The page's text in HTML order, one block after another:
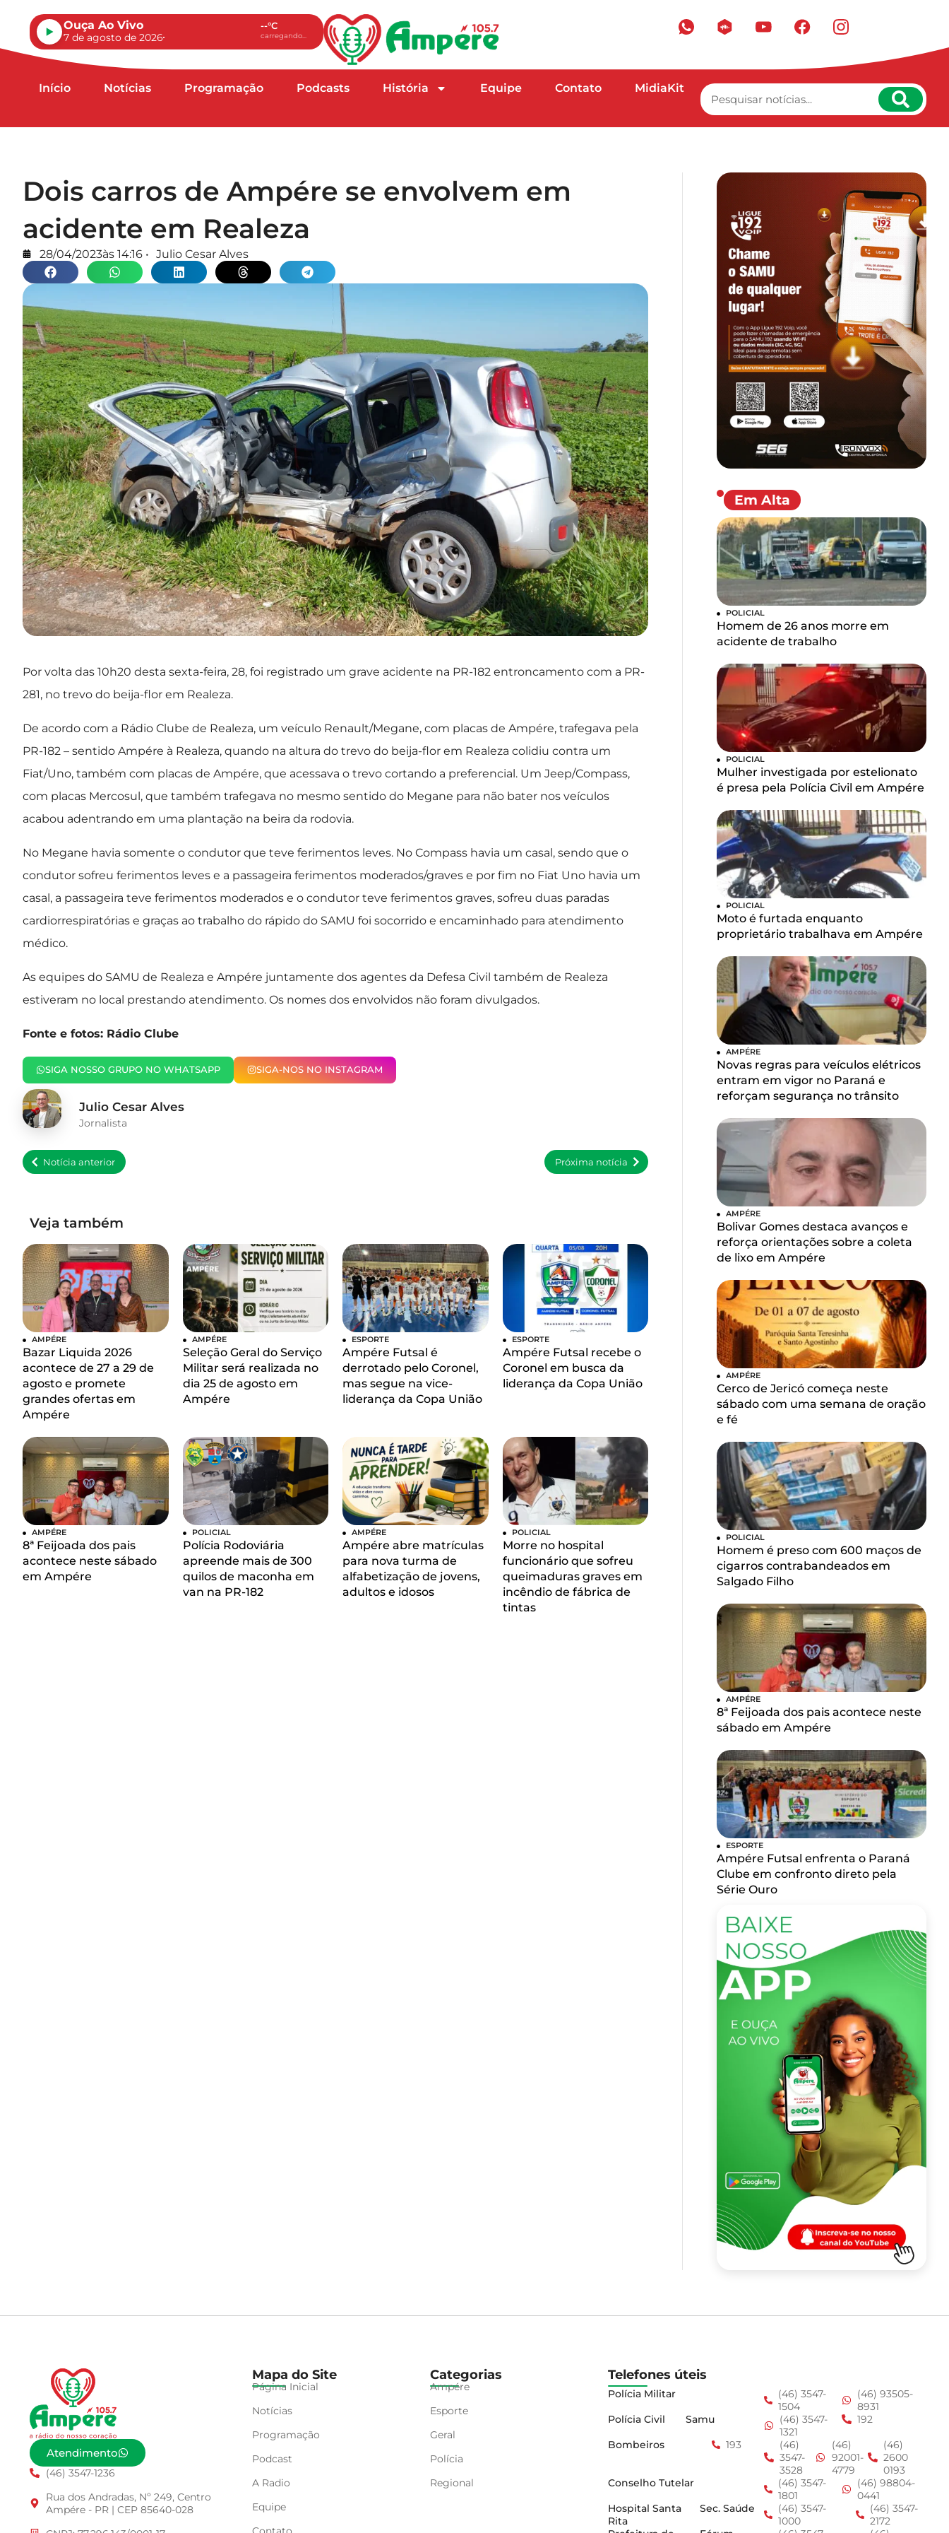
Ouça Ao Vivo
7 de agosto de 2026
--°C
carregando...
Início Notícias Programação Podcasts História Equipe Contato MidiaKit
Dois carros de Ampére se envolvem em
acidente em Realeza
28/04/2023às 14:16 • Julio Cesar Alves
Por volta das 10h20 desta sexta-feira, 28, foi registrado um grave acidente na PR-182 entroncamento com a PR-
281, no trevo do beija-flor em Realeza.
De acordo com a Rádio Clube de Realeza, um veículo Renault/Megane, com placas de Ampére, trafegava pela
PR-182 – sentido Ampére à Realeza, quando na altura do trevo do beija-flor em Realeza colidiu contra um
Fiat/Uno, também com placas de Ampére, que acessava o trevo cortando a preferencial. Um Jeep/Compass,
com placas Mercosul, que também trafegava no mesmo sentido do Megane para não bater nos veículos
acabou adentrando em uma plantação na beira da rodovia.
No Megane havia somente o condutor que teve ferimentos leves. No Compass havia um casal, sendo que o
condutor sofreu ferimentos leves e a passageira ferimentos moderados/graves e por fim no Fiat Uno havia um
casal, a passageira teve ferimentos moderados e o condutor teve ferimentos graves, sofreu duas paradas
cardiorrespiratórias e graças ao trabalho do rápido do SAMU foi socorrido e encaminhado para atendimento
médico.
As equipes do SAMU de Realeza e Ampére juntamente dos agentes da Defesa Civil também de Realeza
estiveram no local prestando atendimento. Os nomes dos envolvidos não foram divulgados.
Fonte e fotos: Rádio Clube
SIGA NOSSO GRUPO NO WHATSAPP SIGA-NOS NO INSTAGRAM
Julio Cesar Alves
Jornalista
Notícia anterior Próxima notícia
Veja também
AMPÉRE
Bazar Liquida 2026
acontece de 27 a 29 de
agosto e promete
grandes ofertas em
Ampére
AMPÉRE
Seleção Geral do Serviço
Militar será realizada no
dia 25 de agosto em
Ampére
ESPORTE
Ampére Futsal é
derrotado pelo Coronel,
mas segue na vice-
liderança da Copa União
ESPORTE
Ampére Futsal recebe o
Coronel em busca da
liderança da Copa União
AMPÉRE
8ª Feijoada dos pais
acontece neste sábado
em Ampére
POLICIAL
Polícia Rodoviária
apreende mais de 300
quilos de maconha em
van na PR-182
AMPÉRE
Ampére abre matrículas
para nova turma de
alfabetização de jovens,
adultos e idosos
POLICIAL
Morre no hospital
funcionário que sofreu
queimaduras graves em
incêndio de fábrica de
tintas
Em Alta
POLICIAL
Homem de 26 anos morre em
acidente de trabalho
POLICIAL
Mulher investigada por estelionato
é presa pela Polícia Civil em Ampére
POLICIAL
Moto é furtada enquanto
proprietário trabalhava em Ampére
AMPÉRE
Novas regras para veículos elétricos
entram em vigor no Paraná e
reforçam segurança no trânsito
AMPÉRE
Bolivar Gomes destaca avanços e
reforça orientações sobre a coleta
de lixo em Ampére
AMPÉRE
Cerco de Jericó começa neste
sábado com uma semana de oração
e fé
POLICIAL
Homem é preso com 600 maços de
cigarros contrabandeados em
Salgado Filho
AMPÉRE
8ª Feijoada dos pais acontece neste
sábado em Ampére
ESPORTE
Ampére Futsal enfrenta o Paraná
Clube em confronto direto pela
Série Ouro
Atendimento
(46) 3547-1236
Rua dos Andradas, Nº 249, Centro
Ampére - PR | CEP 85640-028
Mapa do Site
Página Inicial
Notícias
Programação
Podcast
A Radio
Equipe
Categorias
Ampére
Esporte
Geral
Polícia
Regional
Telefones úteis
Polícia Militar
(46) 3547-
1504
(46) 93505-
8931
Polícia Civil
Samu
(46) 3547-
1321
192
Bombeiros
193
(46)
3547-
3528
(46)
92001-
4779
(46)
2600
0193
Conselho Tutelar
(46) 3547-
1801
(46) 98804-
0441
Hospital Santa
Rita
Sec. Saúde
(46) 3547-
1000
(46) 3547-
2172